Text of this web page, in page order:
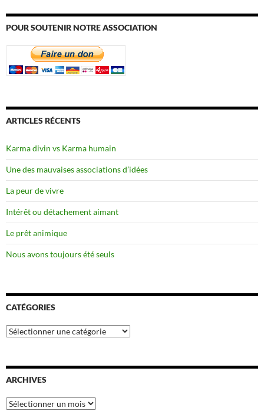
POUR SOUTENIR NOTRE ASSOCIATION
ARTICLES RÉCENTS
Karma divin vs Karma humain
Une des mauvaises associations d’idées
La peur de vivre
Intérêt ou détachement aimant
Le prêt animique
Nous avons toujours été seuls
CATÉGORIES
Catégories
ARCHIVES
Archives